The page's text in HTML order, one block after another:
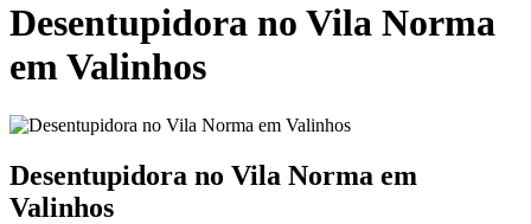
Desentupidora no Vila Norma
em Valinhos
Desentupidora no Vila Norma em
Valinhos